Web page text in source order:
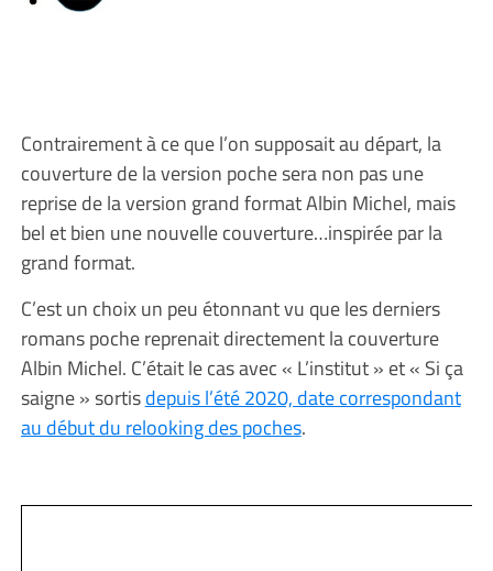
Contrairement à ce que l’on supposait au départ, la
couverture de la version poche sera non pas une
reprise de la version grand format Albin Michel, mais
bel et bien une nouvelle couverture…inspirée par la
grand format.
C’est un choix un peu étonnant vu que les derniers
romans poche reprenait directement la couverture
Albin Michel. C’était le cas avec « L’institut » et « Si ça
saigne » sortisdepuis l’été 2020, date correspondant
au début du relooking des poches.